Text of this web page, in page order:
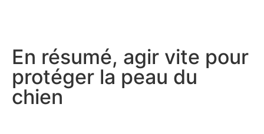
En résumé, agir vite pour
protéger la peau du
chien